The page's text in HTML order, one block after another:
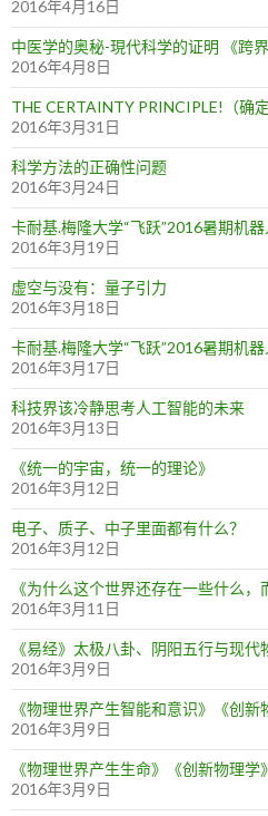
2016年4月16日
中医学的奥秘-現代科学的证明 《跨
2016年4月8日
THE CERTAINTY PRINCIPLE!（确定
2016年3月31日
科学方法的正确性问题
2016年3月24日
卡耐基.梅隆大学“飞跃”2016暑期机
2016年3月19日
虚空与没有：量子引力
2016年3月18日
卡耐基.梅隆大学“飞跃”2016暑期机
2016年3月17日
科技界该冷静思考人工智能的未来
2016年3月13日
《统一的宇宙，统一的理论》
2016年3月12日
电子、质子、中子里面都有什么？
2016年3月12日
《为什么这个世界还存在一些什么，
2016年3月11日
《易经》太极八卦、阴阳五行与现
2016年3月9日
《物理世界产生智能和意识》《创新
2016年3月9日
《物理世界产生生命》《创新物理学
2016年3月9日